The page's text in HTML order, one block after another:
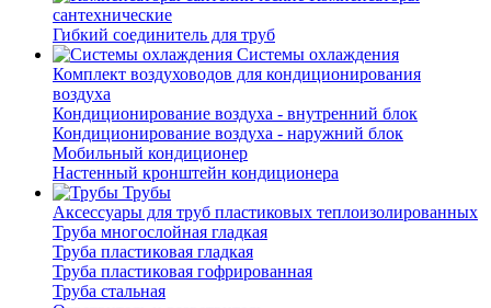
сантехнические
Гибкий соединитель для труб
Системы охлаждения
Комплект воздуховодов для кондиционирования
воздуха
Кондиционирование воздуха - внутренний блок
Кондиционирование воздуха - наружний блок
Мобильный кондиционер
Настенный кронштейн кондиционера
Трубы
Аксессуары для труб пластиковых теплоизолированных
Труба многослойная гладкая
Труба пластиковая гладкая
Труба пластиковая гофрированная
Труба стальная